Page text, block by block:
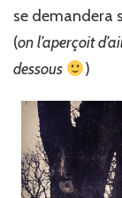
se demandera
(on l’aperçoit
dessous
)